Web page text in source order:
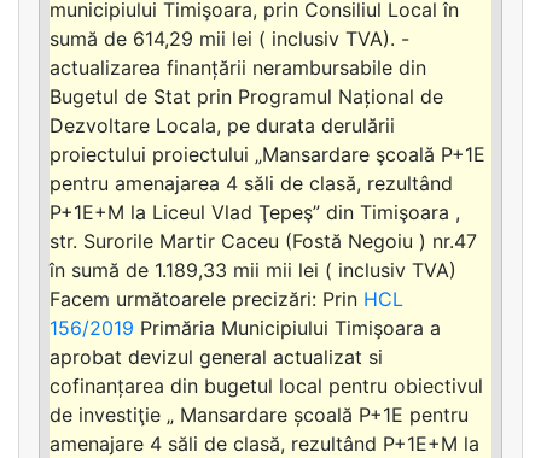
municipiului Timişoara, prin Consiliul Local în
sumă de 614,29 mii lei ( inclusiv TVA). -
actualizarea finanțării nerambursabile din
Bugetul de Stat prin Programul Național de
Dezvoltare Locala, pe durata derulării
proiectului proiectului „Mansardare şcoală P+1E
pentru amenajarea 4 săli de clasă, rezultând
P+1E+M la Liceul Vlad Ţepeş” din Timişoara ,
str. Surorile Martir Caceu (Fostă Negoiu ) nr.47
în sumă de 1.189,33 mii mii lei ( inclusiv TVA)
Facem următoarele precizări: Prin HCL
156/2019 Primăria Municipiului Timişoara a
aprobat devizul general actualizat si
cofinanțarea din bugetul local pentru obiectivul
de investiţie „ Mansardare școală P+1E pentru
amenajare 4 săli de clasă, rezultând P+1E+M la